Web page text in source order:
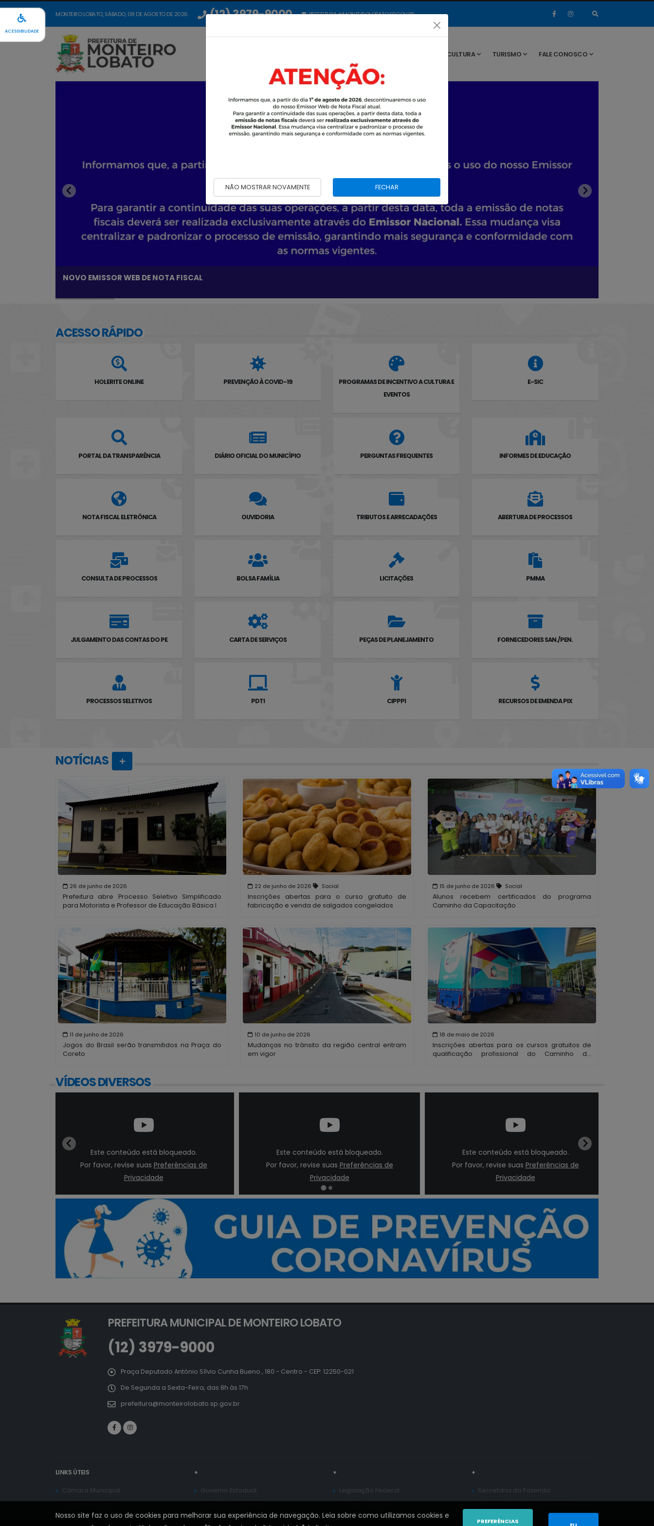
MONTEIRO LOBATO, SÁBADO, 08 DE AGOSTO DE 2026 (12) 3979-9000 PREFEITURA@MONTEIROLOBATO.SP.GOV.BR
CULTURA TURISMO FALE CONOSCO
NÃO MOSTRAR NOVAMENTE FECHAR
NOVO EMISSOR WEB DE NOTA FISCAL
ACESSO RÁPIDO
HOLERITE ONLINE PREVENÇÃO À COVID-19
PROGRAMAS DE INCENTIVO A CULTURA E
EVENTOS
E-SIC
PORTAL DA TRANSPARÊNCIA DIÁRIO OFICIAL DO MUNICÍPIO PERGUNTAS FREQUENTES INFORMES DE EDUCAÇÃO
NOTA FISCAL ELETRÔNICA OUVIDORIA TRIBUTOS E ARRECADAÇÕES ABERTURA DE PROCESSOS
CONSULTA DE PROCESSOS BOLSA FAMÍLIA LICITAÇÕES PMMA
JULGAMENTO DAS CONTAS DO PE CARTA DE SERVIÇOS PEÇAS DE PLANEJAMENTO FORNECEDORES SAN./PEN.
PROCESSOS SELETIVOS PDTI CIPPPI RECURSOS DE EMENDA PIX
NOTÍCIAS
26 de junho de 2026
Prefeitura abre Processo Seletivo Simplificado
para Motorista e Professor de Educação Básica I
22 de junho de 2026 Social
Inscrições abertas para o curso gratuito de
fabricação e venda de salgados congelados
15 de junho de 2026 Social
Alunos recebem certificados do programa
Caminho da Capacitação
11 de junho de 2026
Jogos do Brasil serão transmitidos na Praça do
Coreto
10 de junho de 2026
Mudanças no trânsito da região central entram
em vigor
18 de maio de 2026
Inscrições abertas para os cursos gratuitos de
qualificação profissional do Caminho da
VÍDEOS DIVERSOS
Este conteúdo está bloqueado.
Por favor, revise suas Preferências de
Privacidade
Este conteúdo está bloqueado.
Por favor, revise suas Preferências de
Privacidade
Este conteúdo está bloqueado.
Por favor, revise suas Preferências de
Privacidade
PREFEITURA MUNICIPAL DE MONTEIRO LOBATO
(12) 3979-9000
Praça Deputado Antônio Sílvio Cunha Bueno , 180 - Centro - CEP: 12250-021
De Segunda a Sexta-Feira, das 8h às 17h
prefeitura@monteirolobato.sp.gov.br
LINKS ÚTEIS
Câmara Municipal
+
Governo Estadual
+
Legislação Federal
+
Secretaria da Fazenda
Nosso site faz o uso de cookies para melhorar sua experiência de navegação. Leia sobre como utilizamos cookies e
PREFERÊNCIAS
ACESSIBILIDADE